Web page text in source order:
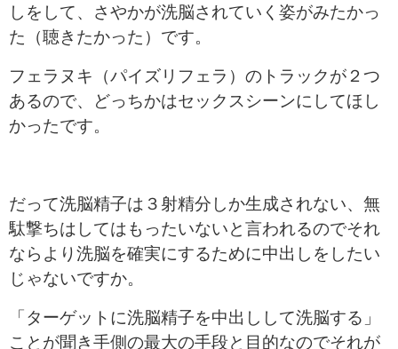
しをして、さやかが洗脳されていく姿がみたかっ
た（聴きたかった）です。
フェラヌキ（パイズリフェラ）のトラックが２つ
あるので、どっちかはセックスシーンにしてほし
かったです。
だって洗脳精子は３射精分しか生成されない、無
駄撃ちはしてはもったいないと言われるのでそれ
ならより洗脳を確実にするために中出しをしたい
じゃないですか。
「ターゲットに洗脳精子を中出しして洗脳する」
ことが聞き手側の最大の手段と目的なのでそれが